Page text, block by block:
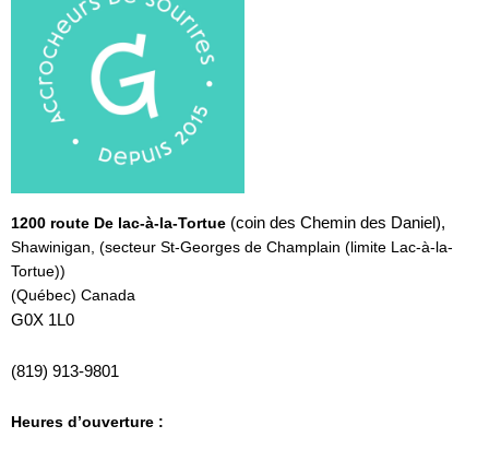
1200 route De lac-à-la-Tortue (coin des Chemin des Daniel),
Shawinigan, (secteur St-Georges de Champlain (limite Lac-à-la-
Tortue))
(Québec) Canada
G0X 1L0
(819) 913-9801
Heures d’ouverture :